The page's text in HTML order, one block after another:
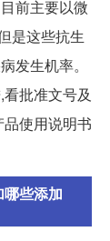
前主要以微
是这些抗生
发生机率。
批准文号及
使用说明书
些添加